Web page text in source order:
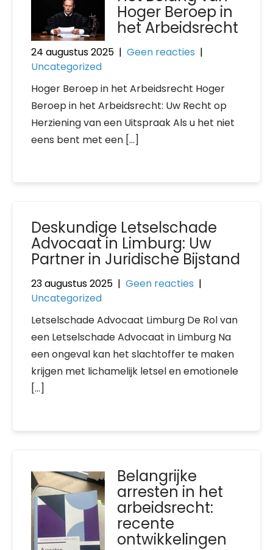
Hoger Beroep in
het Arbeidsrecht
24 augustus 2025 | Geen reacties |
Uncategorized
Hoger Beroep in het Arbeidsrecht Hoger
Beroep in het Arbeidsrecht: Uw Recht op
Herziening van een Uitspraak Als u het niet
eens bent met een […]
Deskundige Letselschade
Advocaat in Limburg: Uw
Partner in Juridische Bijstand
23 augustus 2025 | Geen reacties |
Uncategorized
Letselschade Advocaat Limburg De Rol van
een Letselschade Advocaat in Limburg Na
een ongeval kan het slachtoffer te maken
krijgen met lichamelijk letsel en emotionele
[…]
Belangrijke
arresten in het
arbeidsrecht:
recente
ontwikkelingen